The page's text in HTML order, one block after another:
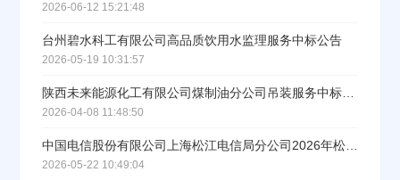
2026-06-12 15:21:48
台州碧水科工有限公司高品质饮用水监理服务中标公告
2026-05-19 10:31:57
陕西未来能源化工有限公司煤制油分公司吊装服务中标结果公告
2026-04-08 11:48:50
中国电信股份有限公司上海松江电信局分公司2026年松江局电(扶）梯维保服务中标公示
2026-05-22 10:49:04
联系方式
填写联系电话后会有服务中心的工作人员给您致电！